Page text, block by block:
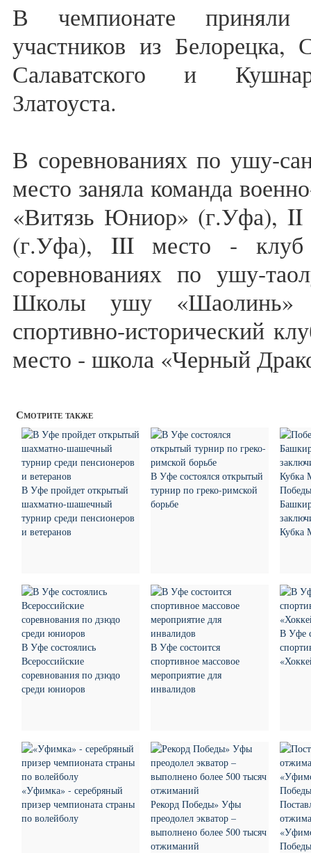
В чемпионате
участников из
Салаватского и
Златоуста.
В соревнованиях по ушу-
место заняла команда
«Витязь Юниор» (г.Уфа), II
(г.Уфа), III место -
соревнованиях по ушу-
Школы ушу «Шаолинь»
спортивно-исторический
место - школа «Черный
Смотрите также
В Уфе пройдет открытый
шахматно-шашечный
турнир среди пенсионеров
и ветеранов
В Уфе состоялся открытый
турнир по греко-римской
борьбе
Кубка
В Уфе состоялись
Всероссийские
соревнования по дзюдо
среди юниоров
В Уфе состоится
спортивное массовое
мероприятие для
инвалидов
В Уфе
«Уфимка» - серебряный
призер чемпионата страны
по волейболу
Рекорд Победы» Уфы
преодолел экватор –
выполнено более 500 тысяч
отжиманий